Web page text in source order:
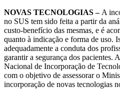
NOVAS TECNOLOGIAS – A
no SUS tem sido feita a partir da
custo-benefício das mesmas, e é
quanto à indicação e forma de uso.
adequadamente a conduta dos
garantir a segurança dos pacientes.
Nacional de Incorporação de
com o objetivo de assessorar o
incorporação de novas tecnologias